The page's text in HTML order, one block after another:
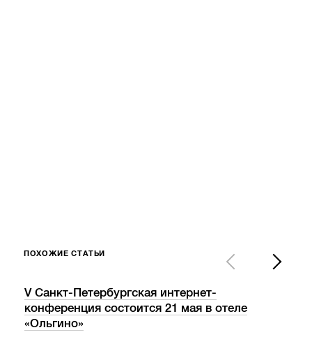
ПОХОЖИЕ СТАТЬИ
V Санкт-Петербургская интернет-
конференция состоится 21 мая в отеле
«Ольгино»